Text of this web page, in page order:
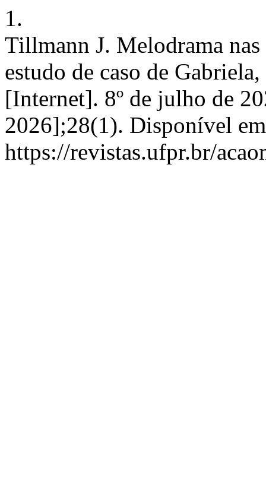
1.
Tillmann J. Melodrama
estudo de caso de
[Internet]. 8º de julho de
2026];28(1). Disponível
https://revistas.ufpr.br/